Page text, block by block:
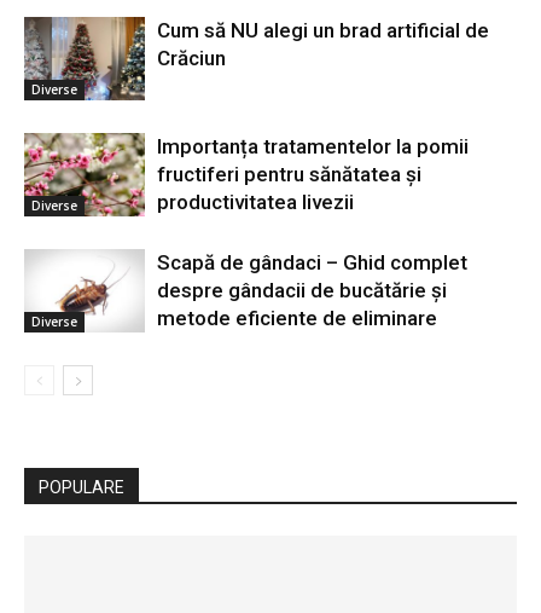
Diverse
Cum să NU alegi un brad artificial de
Crăciun
Diverse
Importanța tratamentelor la pomii
fructiferi pentru sănătatea și
productivitatea livezii
Diverse
Scapă de gândaci – Ghid complet
despre gândacii de bucătărie și
metode eficiente de eliminare
POPULARE